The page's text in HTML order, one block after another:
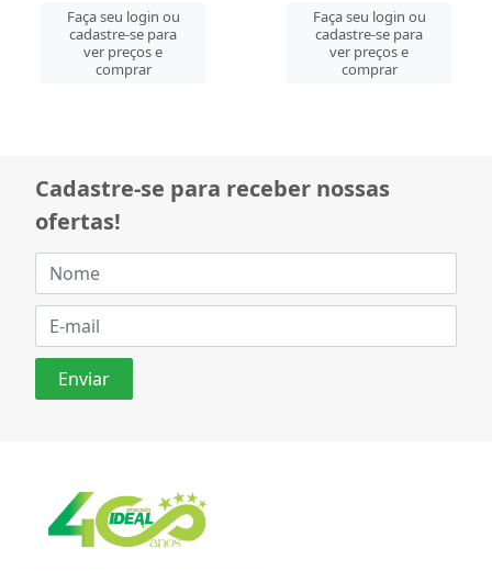
Faça seu login ou
cadastre-se para
ver preços e
comprar
Faça seu login ou
cadastre-se para
ver preços e
comprar
Cadastre-se para receber nossas
ofertas!